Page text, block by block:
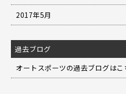
2017年5月
過去ブログ
オートスポーツの過去ブログはこ